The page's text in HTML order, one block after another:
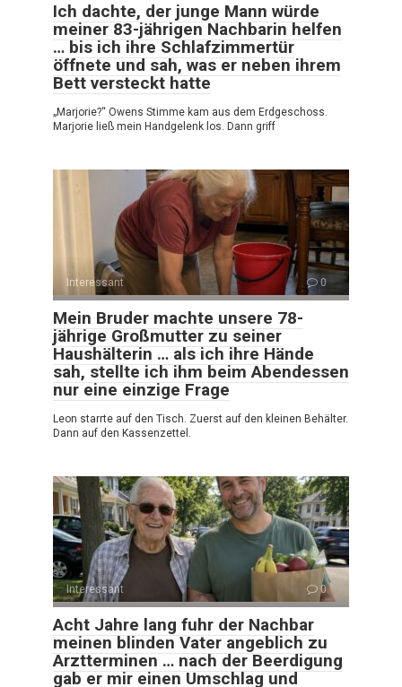
Ich dachte, der junge Mann würde
meiner 83-jährigen Nachbarin helfen
… bis ich ihre Schlafzimmertür
öffnete und sah, was er neben ihrem
Bett versteckt hatte
„Marjorie?“ Owens Stimme kam aus dem Erdgeschoss.
Marjorie ließ mein Handgelenk los. Dann griff
Interessant 0
Mein Bruder machte unsere 78-
jährige Großmutter zu seiner
Haushälterin … als ich ihre Hände
sah, stellte ich ihm beim Abendessen
nur eine einzige Frage
Leon starrte auf den Tisch. Zuerst auf den kleinen Behälter.
Dann auf den Kassenzettel.
Interessant 0
Acht Jahre lang fuhr der Nachbar
meinen blinden Vater angeblich zu
Arztterminen … nach der Beerdigung
gab er mir einen Umschlag und